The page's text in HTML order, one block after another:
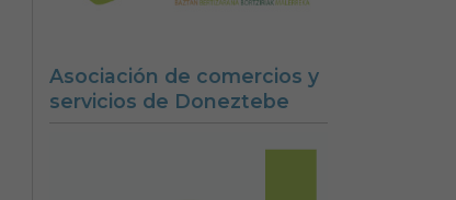
Asociación de comercios y
servicios de Doneztebe